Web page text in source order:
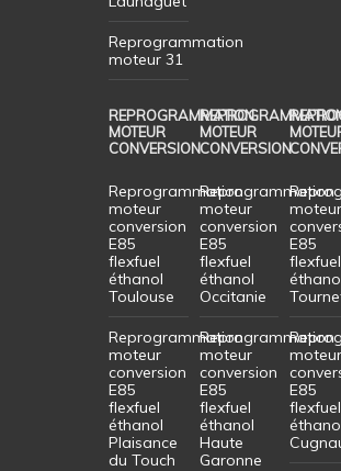
Reprogrammation
moteur 31
REPROGRAMMATION
MOTEUR
CONVERSION
Reprogrammation
moteur
conversion
E85
flexfuel
éthanol
Toulouse
Reprogrammation
moteur
conversion
E85
flexfuel
éthanol
Plaisance
du Touch
MOTEUR
CONVERSION
Reprogrammation
moteur
conversion
E85
flexfuel
éthanol
Occitanie
Reprogrammation
moteur
conversion
E85
flexfuel
éthanol
Haute
Garonne
moteur
E85
flexfuel
moteur
E85
flexfuel